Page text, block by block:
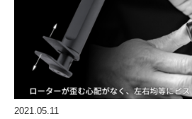
2021.05.11